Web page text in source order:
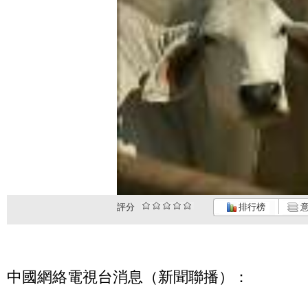
評分 排行榜
中國網絡電視台消息（新聞聯播）：